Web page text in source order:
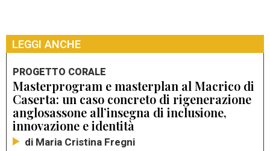
LEGGI ANCHE
PROGETTO CORALE
Masterprogram e masterplan al Macrico di
Caserta: un caso concreto di rigenerazione
anglosassone all’insegna di inclusione,
innovazione e identità
di Maria Cristina Fregni